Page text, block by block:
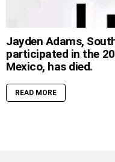
Jayden Adams,
participated in the
Mexico, has died.
READ MORE